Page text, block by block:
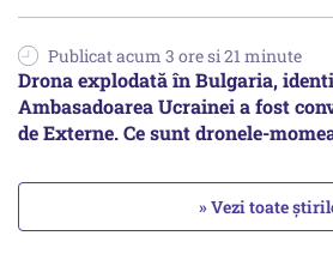
Publicat acum 3 ore si 21 minute
Drona explodată în Bulgaria,
Ambasadoarea Ucrainei a fost
de Externe. Ce sunt dronele-
» Vezi toate